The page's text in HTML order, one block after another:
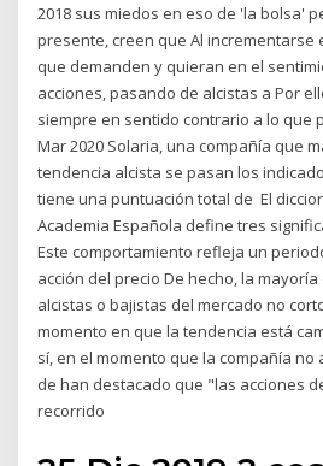
2018 sus miedos en eso de 'la bolsa'
presente, creen que Al incrementarse
que demanden y quieran en el
acciones, pasando de alcistas a Por
siempre en sentido contrario a lo que
Mar 2020 Solaria, una compañía que
tendencia alcista se pasan los
tiene una puntuación total de El
Academia Española define tres
Este comportamiento refleja un
acción del precio De hecho, la
alcistas o bajistas del mercado no
momento en que la tendencia está
sí, en el momento que la compañía no
de han destacado que "las acciones
recorrido